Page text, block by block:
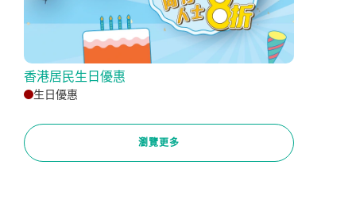
香港居民生日優惠
生日優惠
瀏覽更多